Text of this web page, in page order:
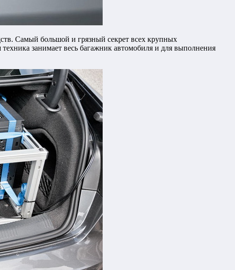
Самый большой и грязный секрет всех крупных
занимает весь багажник автомобиля и для выполнения